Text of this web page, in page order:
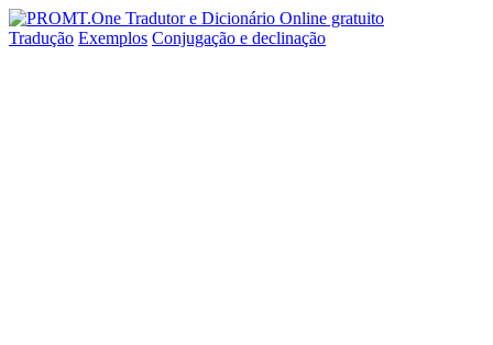
Tradução Exemplos Conjugação e declinação